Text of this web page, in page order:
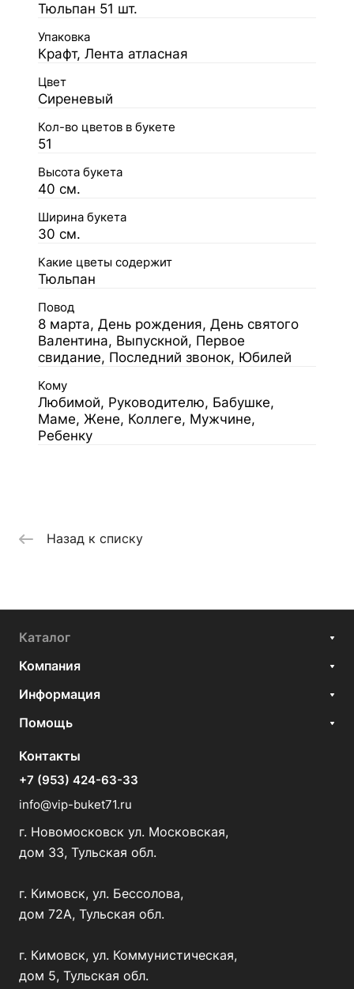
Тюльпан 51 шт.
Упаковка
Крафт, Лента атласная
Цвет
Сиреневый
Кол-во цветов в букете
51
Высота букета
40 см.
Ширина букета
30 см.
Какие цветы содержит
Тюльпан
Повод
8 марта, День рождения, День святого
Валентина, Выпускной, Первое
свидание, Последний звонок, Юбилей
Кому
Любимой, Руководителю, Бабушке,
Маме, Жене, Коллеге, Мужчине,
Ребенку
Назад к списку
Каталог
Компания
Информация
Помощь
Контакты
+7 (953) 424-63-33
info@vip-buket71.ru
г. Новомосковск ул. Московская,
дом 33, Тульская обл.
г. Кимовск, ул. Бессолова,
дом 72А, Тульская обл.
г. Кимовск, ул. Коммунистическая,
дом 5, Тульская обл.